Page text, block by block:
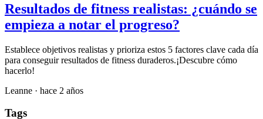
Resultados de fitness realistas: ¿cuándo se
empieza a notar el progreso?
Establece objetivos realistas y prioriza estos 5 factores clave cada día
para conseguir resultados de fitness duraderos.¡Descubre cómo
hacerlo!
Leanne · hace 2 años
Tags